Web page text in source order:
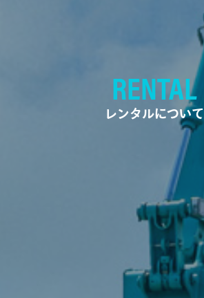
RENTAL
レンタルについて